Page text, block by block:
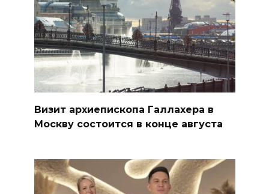
Визит архиепископа Галлахера в
Москву состоится в конце августа